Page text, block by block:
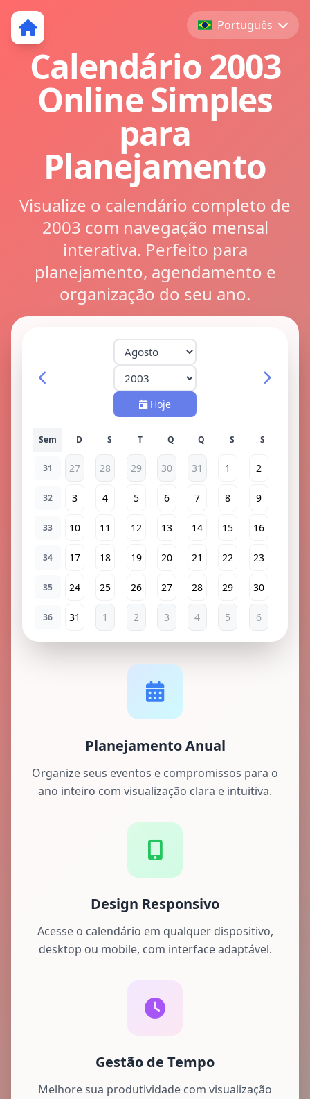
Português
Calendário 2003
Online Simples
para
Planejamento
Visualize o calendário completo de
2003 com navegação mensal
interativa. Perfeito para
planejamento, agendamento e
organização do seu ano.
Hoje
Sem
31 27 28 29 30 31 1 2
32 3 4 5 6 7 8 9
33 10 11 12 13 14 15 16
34 17 18 19 20 21 22 23
35 24 25 26 27 28 29 30
36 31 1 2 3 4 5 6
Planejamento Anual
Organize seus eventos e compromissos para o
ano inteiro com visualização clara e intuitiva.
Design Responsivo
Acesse o calendário em qualquer dispositivo,
desktop ou mobile, com interface adaptável.
Gestão de Tempo
Melhore sua produtividade com visualização